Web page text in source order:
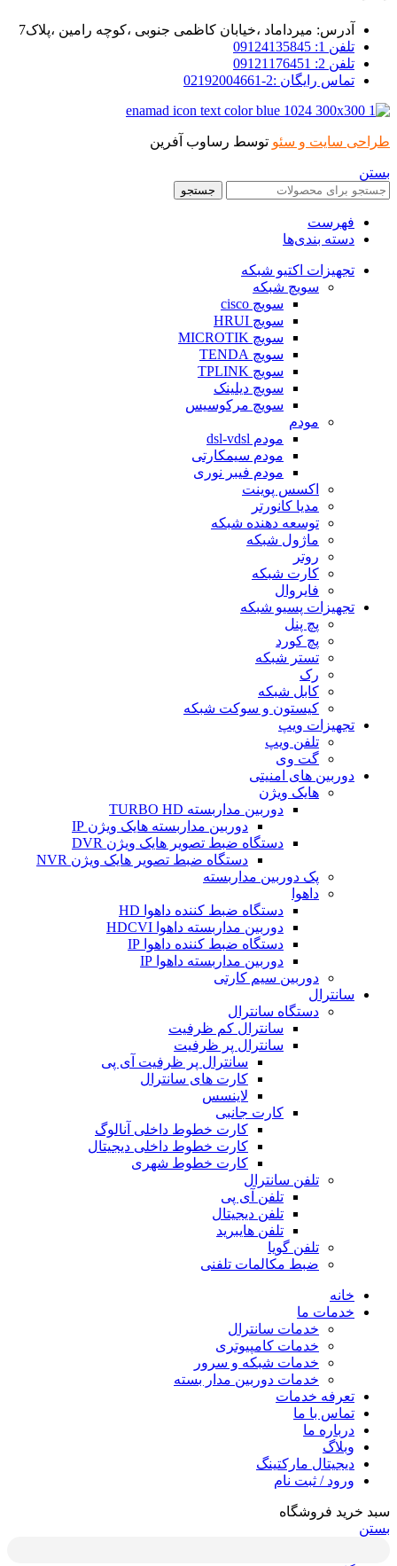
آدرس: میرداماد ،خیابان کاظمی جنوبی ،کوچه رامین ،پلاک7
تلفن 1: 09124135845
تلفن 2: 09121176451
تماس رایگان :2-02192004661
طراحی سایت و سئو توسط رساوب آفرین
بستن
جستجو
فهرست
دسته بندی‌ها
تجهیزات اکتیو شبکه
سویچ شبکه
سویچ cisco
سویچ HRUI
سویچ MICROTIK
سویچ TENDA
سویچ TPLINK
سویچ دیلینک
سویچ مرکوسیس
مودم
مودم dsl-vdsl
مودم سیمکارتی
مودم فیبر نوری
اکسس پوینت
مدیا کانورتر
توسعه دهنده شبکه
ماژول شبکه
روتر
کارت شبکه
فایروال
تجهیزات پسیو شبکه
پچ پنل
پچ کورد
تستر شبکه
رک
کابل شبکه
کیستون و سوکت شبکه
تجهیزات ویپ
تلفن ویپ
گت وی
دوربین های امنیتی
هایک ویژن
دوربین مداربسته TURBO HD
دوربین مداربسته هایک ویژن IP
دستگاه ضبط تصویر هایک ویژن DVR
دستگاه ضبط تصویر هایک ویژن NVR
پک دوربین مداربسته
داهوا
دستگاه ضبط کننده داهوا HD
دوربین مداربسته داهوا HDCVI
دستگاه ضبط کننده داهوا IP
دوربین مداربسته داهوا IP
دوربین سیم کارتی
سانترال
دستگاه سانترال
سانترال کم ظرفیت
سانترال پر ظرفیت
سانترال پر ظرفیت آی پی
کارت های سانترال
لاینسس
کارت جانبی
کارت خطوط داخلی آنالوگ
کارت خطوط داخلی دیجیتال
کارت خطوط شهری
تلفن سانترال
تلفن آی پی
تلفن دیجیتال
تلفن هایبرید
تلفن گویا
ضبط مکالمات تلفنی
خانه
خدمات ما
خدمات سانترال
خدمات کامپیوتری
خدمات شبکه و سرور
خدمات دوربین مدار بسته
تعرفه خدمات
تماس با ما
درباره ما
وبلاگ
دیجیتال مارکتینگ
ورود / ثبت نام
سبد خرید فروشگاه
بستن